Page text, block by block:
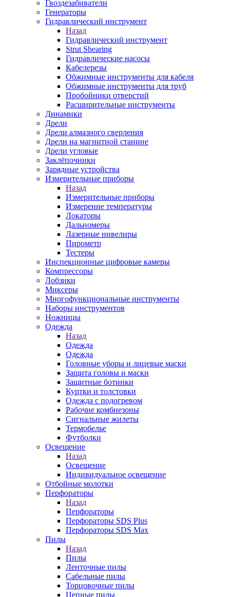
Гвоздезабиватели
Генераторы
Гидравлический инструмент
Назад
Гидравлический инструмент
Strut Shearing
Гидравлические насосы
Кабелерезы
Обжимные инструменты для кабеля
Обжимные инструменты для труб
Пробойники отверстий
Расширительные инструменты
Динамики
Дрели
Дрели алмазного сверления
Дрели на магнитной станине
Дрели угловые
Заклёпочники
Зарядные устройства
Измерительные приборы
Назад
Измерительные приборы
Измерение температуры
Локаторы
Дальномеры
Лазерные нивелиры
Пирометр
Тестеры
Инспекционные цифровые камеры
Компрессоры
Лобзики
Миксеры
Многофункциональные инструменты
Наборы инструментов
Ножницы
Одежда
Назад
Одежда
Одежда
Головные уборы и лицевые маски
Защита головы и маски
Защитные ботинки
Куртки и толстовки
Одежда с подогревом
Рабочие комбнезоны
Сигнальные жилеты
Термобелье
Футболки
Освещение
Назад
Освещение
Индивидуальное освещение
Отбойные молотки
Перфораторы
Назад
Перфораторы
Перфораторы SDS Plus
Перфораторы SDS Max
Пилы
Назад
Пилы
Ленточные пилы
Сабельные пилы
Торцовочные пилы
Цепные пилы